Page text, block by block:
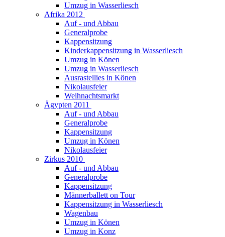
Umzug in Wasserliesch
Afrika 2012
Auf - und Abbau
Generalprobe
Kappensitzung
Kinderkappensitzung in Wasserliesch
Umzug in Könen
Umzug in Wasserliesch
Ausrastellies in Könen
Nikolausfeier
Weihnachtsmarkt
Ägypten 2011
Auf - und Abbau
Generalprobe
Kappensitzung
Umzug in Könen
Nikolausfeier
Zirkus 2010
Auf - und Abbau
Generalprobe
Kappensitzung
Männerballett on Tour
Kappensitzung in Wasserliesch
Wagenbau
Umzug in Könen
Umzug in Konz